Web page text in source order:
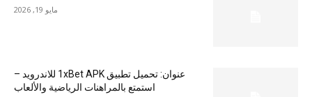
مايو 19, 2026
عنوان: تحميل تطبيق 1xBet APK للاندرويد –
استمتع بالمراهنات الرياضية والألعاب